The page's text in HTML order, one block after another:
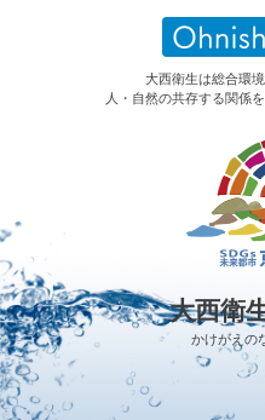
大西衛生は総合環
人・自然の共存する関係
大西衛
かけがえの